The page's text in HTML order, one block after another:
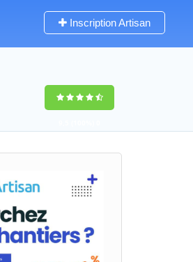
Inscription Artisan